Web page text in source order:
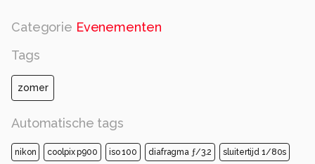
Categorie Evenementen
Tags
zomer
Automatische tags
nikon coolpix p900 iso 100 diafragma ƒ/3.2 sluitertijd 1/80s